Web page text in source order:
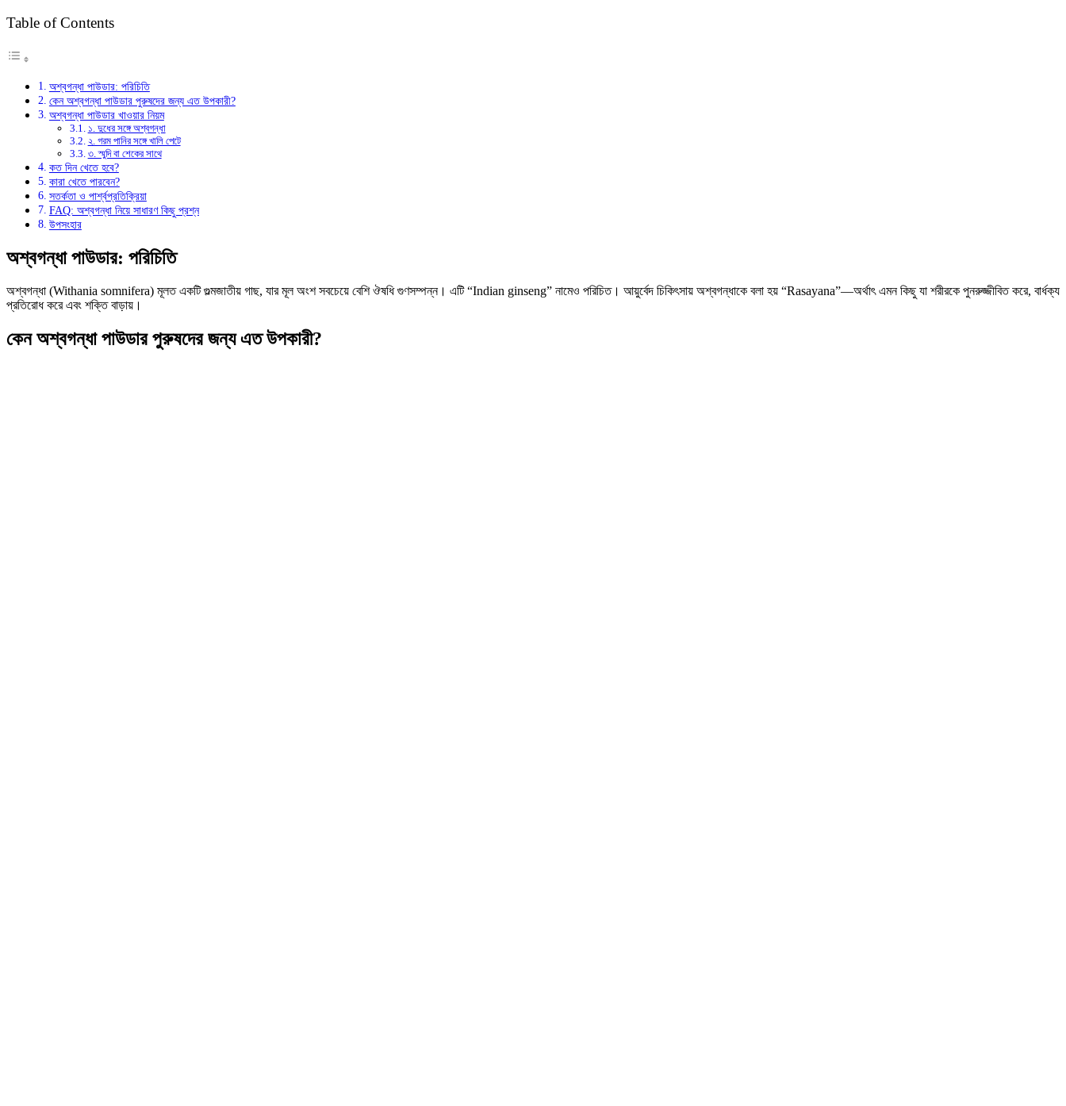
Table of Contents
অশ্বগন্ধা পাউডার: পরিচিতি
কেন অশ্বগন্ধা পাউডার পুরুষদের জন্য এত উপকারী?
অশ্বগন্ধা পাউডার খাওয়ার নিয়ম
১. দুধের সঙ্গে অশ্বগন্ধা
২. গরম পানির সঙ্গে খালি পেটে
৩. স্মুদি বা শেকের সাথে
কত দিন খেতে হবে?
কারা খেতে পারবেন?
সতর্কতা ও পার্শ্বপ্রতিক্রিয়া
FAQ: অশ্বগন্ধা নিয়ে সাধারণ কিছু প্রশ্ন
উপসংহার
অশ্বগন্ধা পাউডার: পরিচিতি
অশ্বগন্ধা (Withania somnifera) মূলত একটি গুল্মজাতীয় গাছ, যার মূল অংশ সবচেয়ে বেশি ঔষধি গুণসম্পন্ন। এটি “Indian ginseng” নামেও পরিচিত। আয়ুর্বেদ চিকিৎসায় অশ্বগন্ধাকে বলা হয় “Rasayana”—অর্থাৎ এমন কিছু যা শরীরকে পুনরুজ্জীবিত করে, বার্ধক্য
প্রতিরোধ করে এবং শক্তি বাড়ায়।
কেন অশ্বগন্ধা পাউডার পুরুষদের জন্য এত উপকারী?